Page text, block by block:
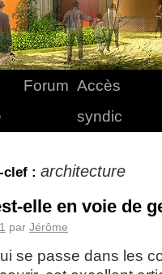
Forum Accès
syndic
clef : architecture
elle en voie de
par Jérôme
se passe dans les